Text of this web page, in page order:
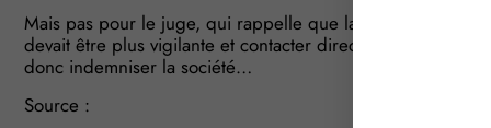
Mais pas pour le juge, qui rappelle que la banque,
devait être plus vigilante et contacter directement le
donc indemniser la société…
Source :